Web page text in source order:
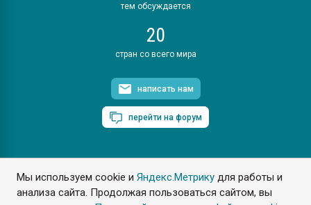
Мы используем cookie иЯндекс.Метрику для работы и
анализа сайта. Продолжая пользоваться сайтом, вы
тем обсуждается
20
стран со всего мира
написать нам
перейти на форум
ПластЭксперт © 2006. Все права защищены
Разрешается копирование материалов сайта с обязательной